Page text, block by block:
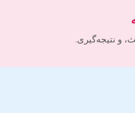
و نتیجه‌گیری.